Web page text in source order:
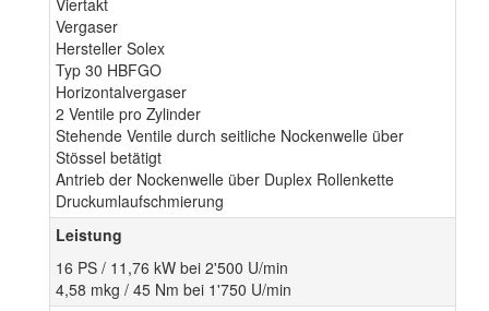
Viertakt
Vergaser
Hersteller Solex
Typ 30 HBFGO
Horizontalvergaser
2 Ventile pro Zylinder
Stehende Ventile durch seitliche Nockenwelle über
Stössel betätigt
Antrieb der Nockenwelle über Duplex Rollenkette
Druckumlaufschmierung
Leistung
16 PS / 11,76 kW bei 2'500 U/min
4,58 mkg / 45 Nm bei 1'750 U/min